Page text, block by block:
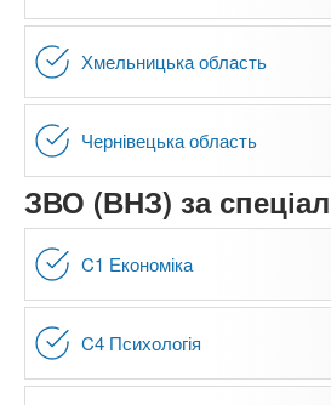
Хмельницька область
Чернівецька область
ЗВО (ВНЗ) за
C1 Економіка
C4 Психологія